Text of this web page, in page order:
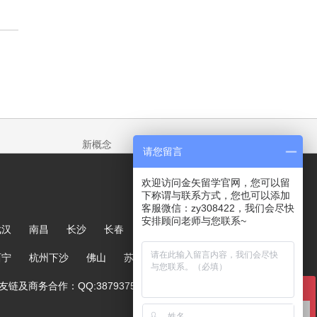
新概念
南昌 长沙 长春 哈尔滨 大连 郑州
杭州下沙 佛山 苏州
商务合作：QQ:387937567
请您留言
欢迎访问金矢留学官网，您可以留
下称谓与联系方式，您也可以添加
客服微信：zy308422，我们会尽快
安排顾问老师与您联系~